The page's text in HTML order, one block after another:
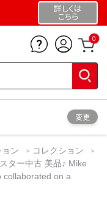
詳しくは
こちら
0
変更
ン
コレクション
ター中古 美品♪ Mike
collaborated on a